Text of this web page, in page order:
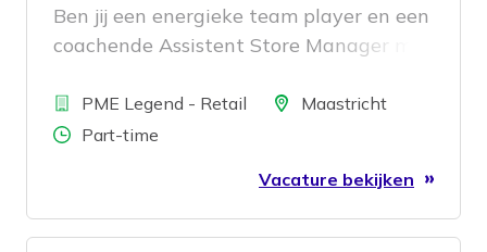
Ben jij een energieke team player en een
coachende Assistent Store Manager met
BedrijfPME Legend - Retail LocatieMaastricht
Aantal uren
Part-time
Vacature bekijken